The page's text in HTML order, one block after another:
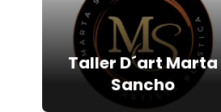
Taller D´art Marta
Sancho